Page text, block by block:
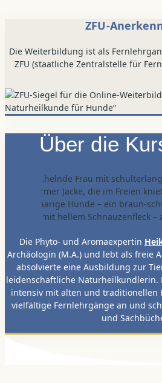
ZFU-
Die Weiterbildung ist als
ZFU (staatliche Zentralstelle für
Über die
Die Phyto- und Aromaexpertin
Archäologin (M.A.) und lebt als freie
absolvierte eine Ausbildung zur
leidenschaftliche Naturheilkundlerin.
intensiv mit alten und traditionellen
vielfältige Fernlehrgänge an und
und